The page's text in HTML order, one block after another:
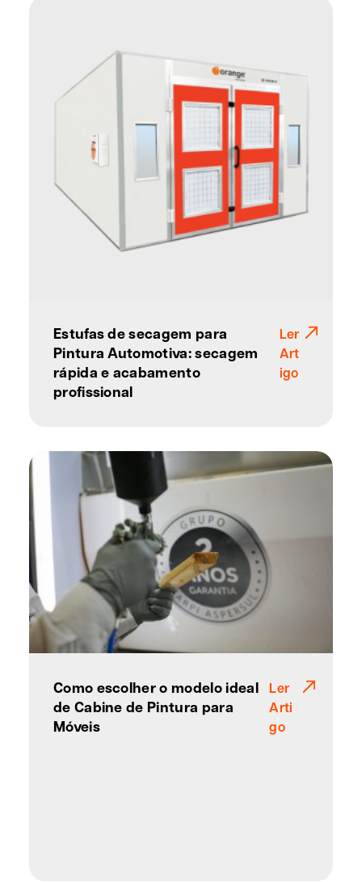
Estufas de secagem para
Pintura Automotiva: secagem
rápida e acabamento
profissional
Ler
Art
igo
Como escolher o modelo ideal
de Cabine de Pintura para
Móveis
Ler
Arti
go